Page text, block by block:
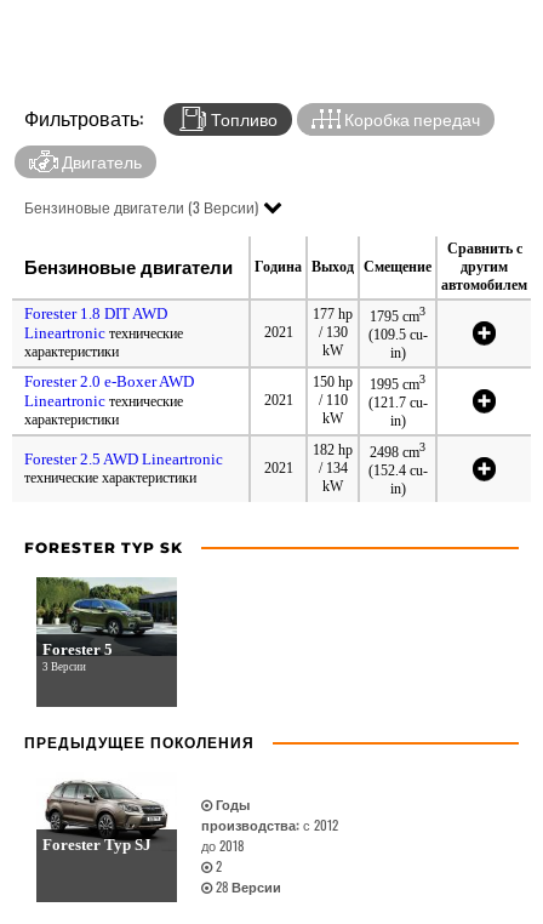
Фильтровать: Топливо
Коробка передач
Двигатель
Бензиновые двигатели (3 Версии)
Бензиновые двигатели Година Выход Смещение
Сравнить с
другим
автомобилем
Forester 1.8 DIT AWD
Lineartronic технические
характеристики
2021
177 hp
/ 130
kW
1795 cm3
(109.5 cu-
in)
Forester 2.0 e-Boxer AWD
Lineartronic технические
характеристики
2021
150 hp
/ 110
kW
1995 cm3
(121.7 cu-
in)
Forester 2.5 AWD Lineartronic
технические характеристики
2021
182 hp
/ 134
kW
2498 cm3
(152.4 cu-
in)
FORESTER TYP SK
Forester 5
3 Версии
ПРЕДЫДУЩЕЕ ПОКОЛЕНИЯ
Forester Typ SJ
Годы
производства:с 2012
до 2018
2
28Версии